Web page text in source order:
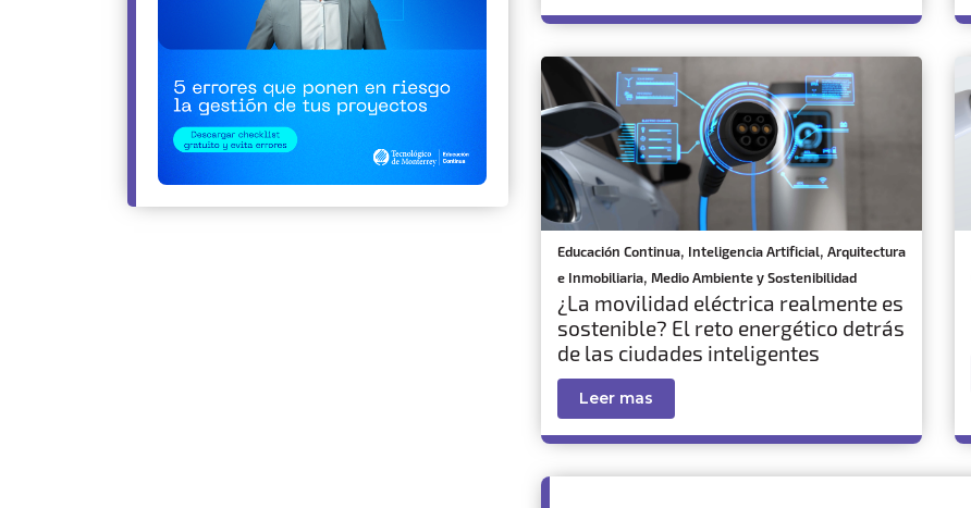
Educación Continua, Inteligencia Artificial, Arquitectura
e Inmobiliaria, Medio Ambiente y Sostenibilidad
¿La movilidad eléctrica realmente es
sostenible? El reto energético detrás
de las ciudades inteligentes
Leer mas